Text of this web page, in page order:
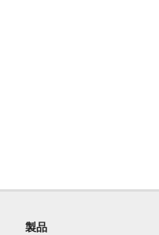
製品